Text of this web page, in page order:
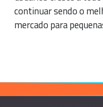
continuar sendo o
mercado para